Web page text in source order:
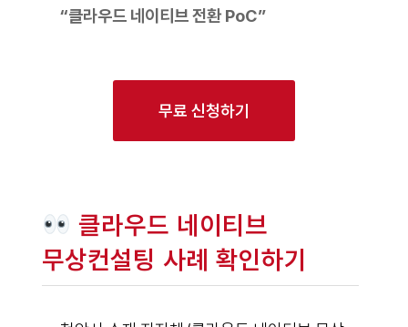
“클라우드 네이티브 전환 PoC”
무료 신청하기
클라우드 네이티브
무상컨설팅 사례 확인하기